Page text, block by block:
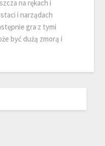
na rękach i
i narządach
gra z tymi
być dużą zmorą i